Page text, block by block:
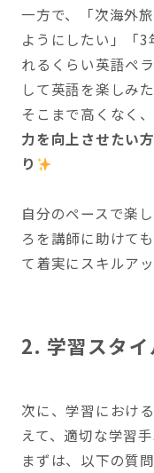
一方で、「次海外
ようにしたい」「
れるくらい英語ペ
して英語を楽しみ
そこまで高くなく
力を向上させたい
り
自分のペースで楽
ろを講師に助けて
て着実にスキルア
2. 学習スタ
次に、学習におけ
えて、適切な学習
まずは、以下の質